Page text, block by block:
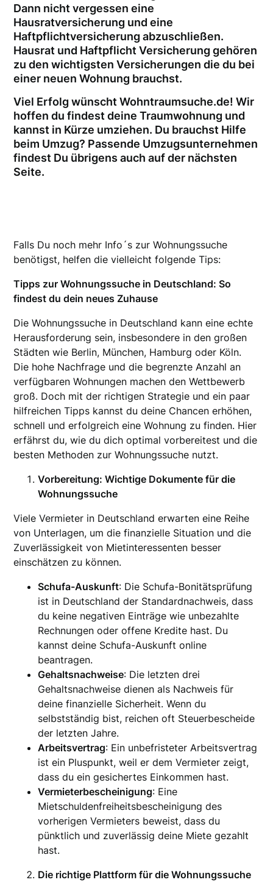
Dann nicht vergessen eine
Hausratversicherung und eine
Haftpflichtversicherung abzuschließen.
Hausrat und Haftpflicht Versicherung gehören
zu den wichtigsten Versicherungen die du bei
einer neuen Wohnung brauchst.
Viel Erfolg wünscht Wohntraumsuche.de! Wir
hoffen du findest deine Traumwohnung und
kannst in Kürze umziehen. Du brauchst Hilfe
beim Umzug? Passende Umzugsunternehmen
findest Du übrigens auch auf der nächsten
Seite.
Falls Du noch mehr Info´s zur Wohnungssuche
benötigst, helfen die vielleicht folgende Tips:
Tipps zur Wohnungssuche in Deutschland: So
findest du dein neues Zuhause
Die Wohnungssuche in Deutschland kann eine echte
Herausforderung sein, insbesondere in den großen
Städten wie Berlin, München, Hamburg oder Köln.
Die hohe Nachfrage und die begrenzte Anzahl an
verfügbaren Wohnungen machen den Wettbewerb
groß. Doch mit der richtigen Strategie und ein paar
hilfreichen Tipps kannst du deine Chancen erhöhen,
schnell und erfolgreich eine Wohnung zu finden. Hier
erfährst du, wie du dich optimal vorbereitest und die
besten Methoden zur Wohnungssuche nutzt.
Vorbereitung: Wichtige Dokumente für die
Wohnungssuche
Viele Vermieter in Deutschland erwarten eine Reihe
von Unterlagen, um die finanzielle Situation und die
Zuverlässigkeit von Mietinteressenten besser
einschätzen zu können.
Schufa-Auskunft: Die Schufa-Bonitätsprüfung
ist in Deutschland der Standardnachweis, dass
du keine negativen Einträge wie unbezahlte
Rechnungen oder offene Kredite hast. Du
kannst deine Schufa-Auskunft online
beantragen.
Gehaltsnachweise: Die letzten drei
Gehaltsnachweise dienen als Nachweis für
deine finanzielle Sicherheit. Wenn du
selbstständig bist, reichen oft Steuerbescheide
der letzten Jahre.
Arbeitsvertrag: Ein unbefristeter Arbeitsvertrag
ist ein Pluspunkt, weil er dem Vermieter zeigt,
dass du ein gesichertes Einkommen hast.
Vermieterbescheinigung: Eine
Mietschuldenfreiheitsbescheinigung des
vorherigen Vermieters beweist, dass du
pünktlich und zuverlässig deine Miete gezahlt
hast.
Die richtige Plattform für die Wohnungssuche